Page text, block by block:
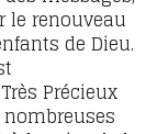
le renouveau
de Dieu.
Précieux